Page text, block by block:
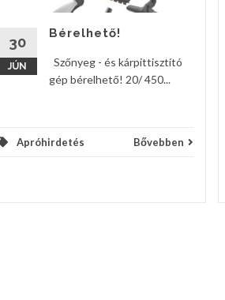
30
JÚN
Bérelhető!
Szőnyeg - és kárpittisztító
gép bérelhető! 20/ 450...
Apróhirdetés Bővebben